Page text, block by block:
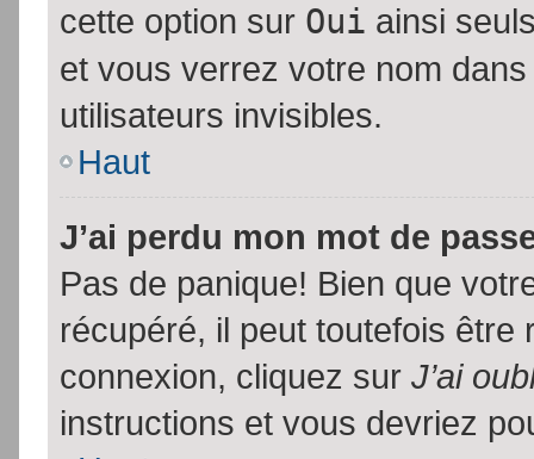
cette option sur Oui ainsi
et vous verrez votre nom
utilisateurs invisibles.
Haut
J’ai perdu mon mot de
Pas de panique! Bien que
récupéré, il peut toutefois être
connexion, cliquez sur J’ai
instructions et vous devriez